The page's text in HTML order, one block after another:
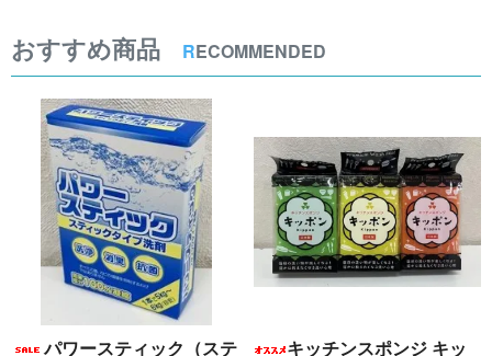
おすすめ商品 RECOMMENDED
パワースティック（ステ
キッチンスポンジ キッ